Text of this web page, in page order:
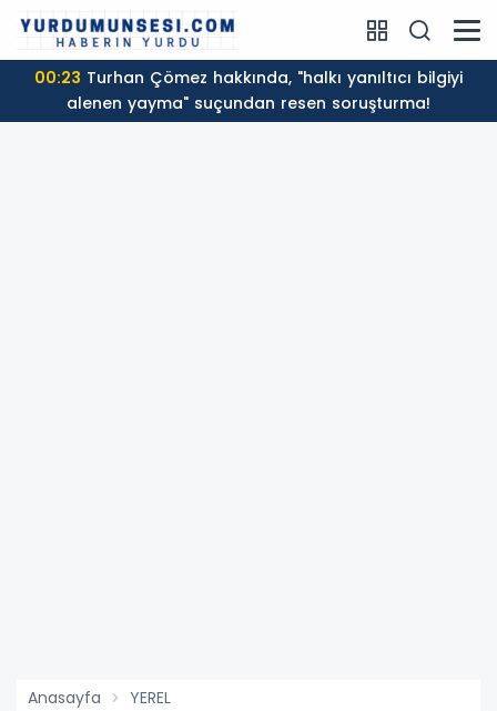
00:23
alenen yayma" suçundan resen soruşturma!
Anasayfa YEREL